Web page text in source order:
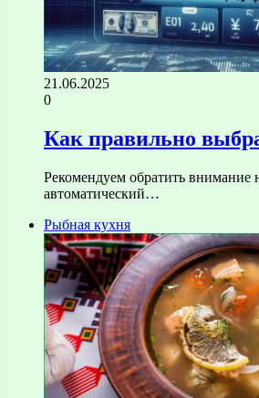
21.06.2025
0
Как правильно
Рекомендуем обратить внимание
автоматический…
Рыбная кухня